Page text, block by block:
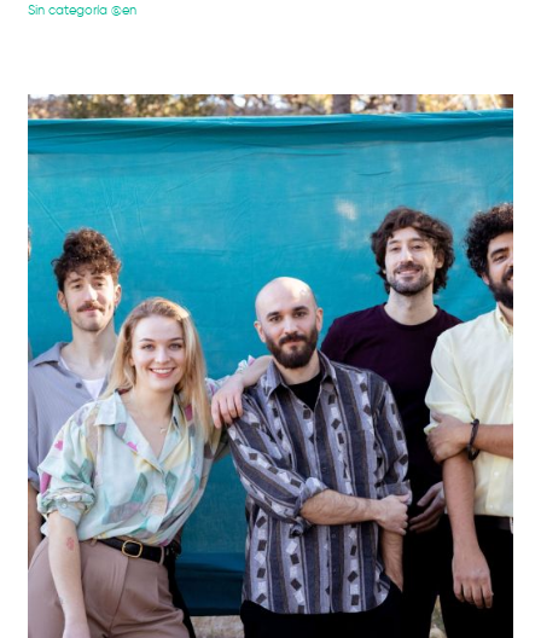
Sin categoría @en